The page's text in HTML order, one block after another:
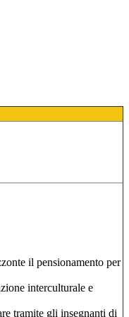
il pensionamento per
interculturale e
tramite gli insegnanti di